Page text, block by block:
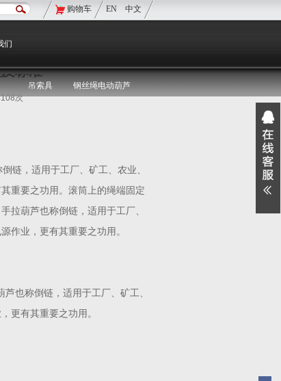
购物车 EN 中文
们
吊索具 钢丝绳电动葫芦
置：双鸟首页>双鸟资讯>媒体聚焦
标准
次
倒链，适用于工厂、矿工、农业、
重要之功用。滚筒上的绳端固定
拉葫芦也称倒链，适用于工厂、
作业，更有其重要之功用。
也称倒链，适用于工厂、矿工、
更有其重要之功用。